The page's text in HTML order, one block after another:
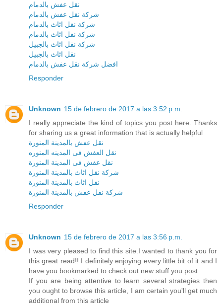
نقل عفش بالدمام
شركة نقل عفش بالدمام
شركة نقل اثاث بالدمام
شركة نقل اثاث بالدمام
شركة نقل اثاث بالجبيل
نقل اثاث بالجبيل
افضل شركة نقل عفش بالدمام
Responder
Unknown 15 de febrero de 2017 a las 3:52 p.m.
I really appreciate the kind of topics you post here. Thanks
for sharing us a great information that is actually helpful
نقل عفش بالمدينة المنورة
نقل العفش فى المدينه المنوره
نقل عفش فى المدينة المنورة
شركة نقل اثاث بالمدينة المنورة
نقل اثاث بالمدينة المنورة
شركة نقل عفش بالمدينة المنورة
Responder
Unknown 15 de febrero de 2017 a las 3:56 p.m.
I was very pleased to find this site.I wanted to thank you for
this great read!! I definitely enjoying every little bit of it and I
have you bookmarked to check out new stuff you post
If you are being attentive to learn several strategies then
you ought to browse this article, I am certain you'll get much
additional from this article